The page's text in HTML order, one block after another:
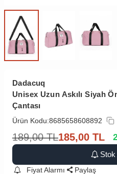
Dadacuq
Unisex Uzun Askılı Siyah
Çantası
Ürün Kodu:8685658608892
189,00 TL185,00 TL
Stok
Fiyat Alarmı Paylaş